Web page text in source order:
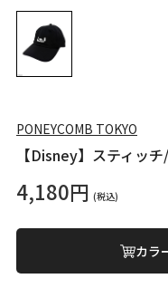
PONEYCOMB TOKYO
【Disney】スティッ
4,180円 (税込)
カラ